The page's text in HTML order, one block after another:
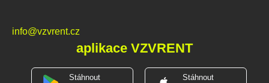
info@vzvrent.cz
aplikace VZVRENT
Stáhnout Stáhnout